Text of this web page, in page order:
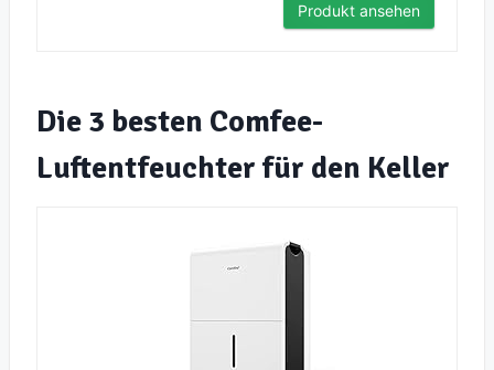
Produkt ansehen
Die 3 besten Comfee-
Luftentfeuchter für den Keller